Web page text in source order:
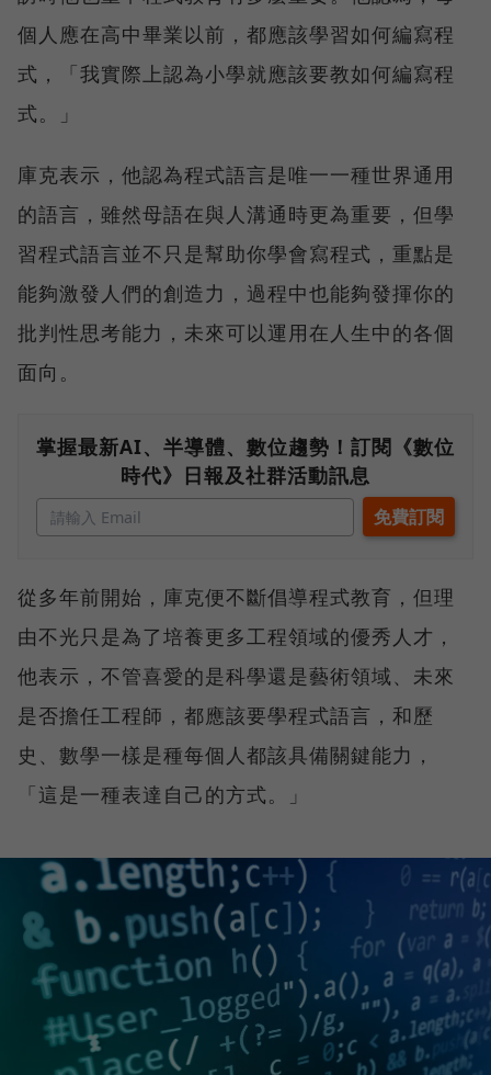
個人應在高中畢業以前，都應該學習如何編寫程
式，「我實際上認為小學就應該要教如何編寫程
式。」
庫克表示，他認為程式語言是唯一一種世界通用
的語言，雖然母語在與人溝通時更為重要，但學
習程式語言並不只是幫助你學會寫程式，重點是
能夠激發人們的創造力，過程中也能夠發揮你的
批判性思考能力，未來可以運用在人生中的各個
面向。
掌握最新AI、半導體、數位趨勢！訂閱《數位
時代》日報及社群活動訊息
從多年前開始，庫克便不斷倡導程式教育，但理
由不光只是為了培養更多工程領域的優秀人才，
他表示，不管喜愛的是科學還是藝術領域、未來
是否擔任工程師，都應該要學程式語言，和歷
史、數學一樣是種每個人都該具備關鍵能力，
「這是一種表達自己的方式。」